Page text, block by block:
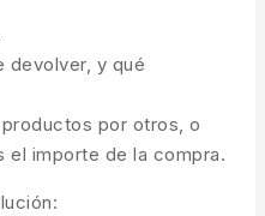
devolver, y qué
por otros, o
el importe de la compra.